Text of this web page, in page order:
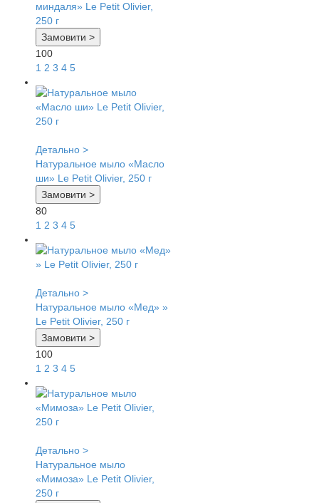
миндаля» Le Petit Olivier,
250 г
Замовити >
100
1 2 3 4 5
Детально >
Натуральное мыло «Масло
ши» Le Petit Olivier, 250 г
Замовити >
80
1 2 3 4 5
Детально >
Натуральное мыло «Мед» »
Le Petit Olivier, 250 г
Замовити >
100
1 2 3 4 5
Детально >
Натуральное мыло
«Мимоза» Le Petit Olivier,
250 г